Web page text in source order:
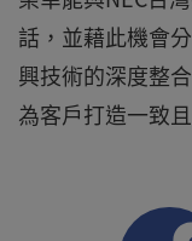
話，並藉此機會
興技術的深度整
為客戶打造一致